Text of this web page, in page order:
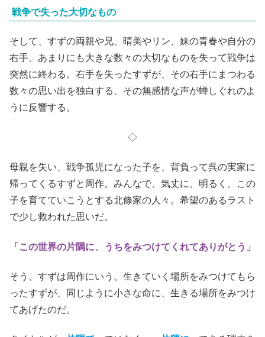
戦争で失った大切なもの
そして、すずの両親や兄、晴美やリン、妹の青春や自分の
右手、あまりにも大きな数々の大切なものを失って戦争は
突然に終わる。右手を失ったすずが、その右手にまつわる
数々の思い出を独白する、その無感情な声が蝉しぐれのよ
うに反響する。
◇
母親を失い、戦争孤児になった子を、背負って呉の実家に
帰ってくるすずと周作。みんなで、気丈に、明るく、この
子を育てていこうとする北條家の人々。希望のあるラスト
で少し救われた思いだ。
「この世界の片隅に、うちをみつけてくれてありがとう」
そう、すずは周作にいう。生きていく場所をみつけてもら
ったすずが、同じように小さな命に、生きる場所をみつけ
てあげたのだ。